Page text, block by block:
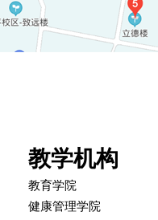
教学机构
教育学院
健康管理学院